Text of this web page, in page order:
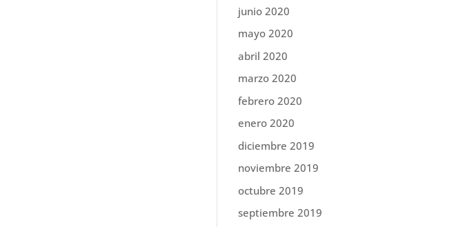
junio 2020
mayo 2020
abril 2020
marzo 2020
febrero 2020
enero 2020
diciembre 2019
noviembre 2019
octubre 2019
septiembre 2019